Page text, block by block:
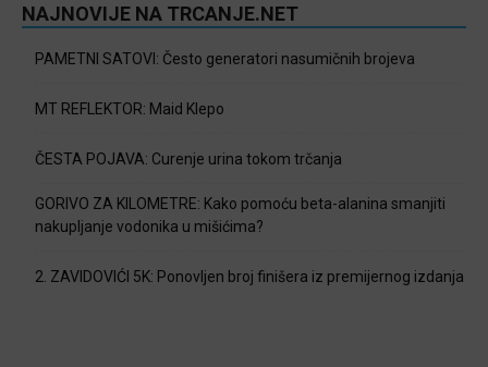
NAJNOVIJE NA TRCANJE.NET
PAMETNI SATOVI: Često generatori nasumičnih brojeva
MT REFLEKTOR: Maid Klepo
ČESTA POJAVA: Curenje urina tokom trčanja
GORIVO ZA KILOMETRE: Kako pomoću beta-alanina smanjiti
nakupljanje vodonika u mišićima?
2. ZAVIDOVIĆI 5K: Ponovljen broj finišera iz premijernog izdanja